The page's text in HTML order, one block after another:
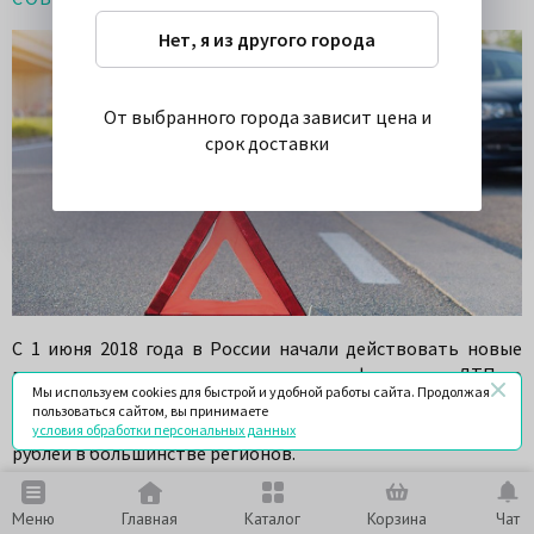
Меню Главная Каталог Корзина Чат
С 1 июня 2018 года в России начали действовать новые
повышенные страховые выплаты при оформлении ДТП по
европротоколу. Теперь можно оформить аварию по
упрощенной схеме и возместить ущерб до 100 тысяч
рублей в большинстве регионов.
Мобильное приложение Российского союза
автостраховщиков (РСА) теперь можно бесплатно скачать
Нет, я из другого города
От выбранного города зависит цена и
срок доставки
Мы используем cookies для быстрой и удобной работы сайта. Продолжая
пользоваться сайтом, вы принимаете
условия обработки персональных данных